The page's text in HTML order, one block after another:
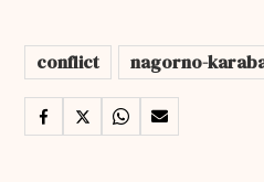
conflict nagorno-